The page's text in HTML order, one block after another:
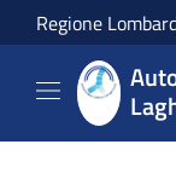
Salta al contenuto
Regione